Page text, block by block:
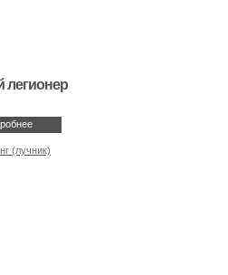
легионер